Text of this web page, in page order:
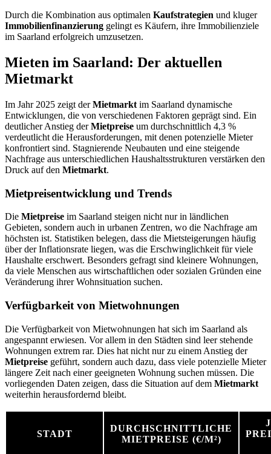
Durch die Kombination aus optimalen Kaufstrategien und kluger
Immobilienfinanzierung gelingt es Käufern, ihre Immobilienziele
im Saarland erfolgreich umzusetzen.
Mieten im Saarland: Der aktuellen
Mietmarkt
Im Jahr 2025 zeigt derMietmarkt im Saarland dynamische
Entwicklungen, die von verschiedenen Faktoren geprägt sind. Ein
deutlicher Anstieg derMietpreise um durchschnittlich 4,3 %
verdeutlicht die Herausforderungen, mit denen potenzielle Mieter
konfrontiert sind. Stagnierende Neubauten und eine steigende
Nachfrage aus unterschiedlichen Haushaltsstrukturen verstärken den
Druck auf den Mietmarkt.
Mietpreisentwicklung und Trends
Die Mietpreise im Saarland steigen nicht nur in ländlichen
Gebieten, sondern auch in urbanen Zentren, wo die Nachfrage am
höchsten ist. Statistiken belegen, dass die Mietsteigerungen häufig
über der Inflationsrate liegen, was die Erschwinglichkeit für viele
Haushalte erschwert. Besonders gefragt sind kleinere Wohnungen,
da viele Menschen aus wirtschaftlichen oder sozialen Gründen eine
Veränderung ihrer Wohnsituation suchen.
Verfügbarkeit von Mietwohnungen
Die Verfügbarkeit von Mietwohnungen hat sich im Saarland als
angespannt erwiesen. Vor allem in den Städten sind leer stehende
Wohnungen extrem rar. Dies hat nicht nur zu einem Anstieg der
Mietpreise geführt, sondern auch dazu, dass viele potenzielle Mieter
längere Zeit nach einer geeigneten Wohnung suchen müssen. Die
vorliegenden Daten zeigen, dass die Situation auf dem Mietmarkt
weiterhin herausfordernd bleibt.
STADT
DURCHSCHNITTLICHE
MIETPREISE (€/M²)